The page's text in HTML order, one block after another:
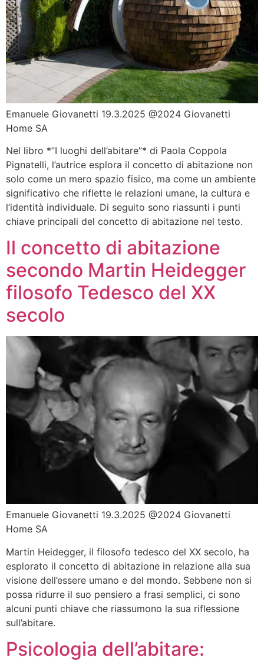
Emanuele Giovanetti 19.3.2025 @2024 Giovanetti
Home SA
Nel libro *”I luoghi dell’abitare”* di Paola Coppola
Pignatelli, l’autrice esplora il concetto di abitazione non
solo come un mero spazio fisico, ma come un ambiente
significativo che riflette le relazioni umane, la cultura e
l’identità individuale. Di seguito sono riassunti i punti
chiave principali del concetto di abitazione nel testo.
Il concetto di abitazione
secondo Martin Heidegger
filosofo Tedesco del XX
secolo
Emanuele Giovanetti 19.3.2025 @2024 Giovanetti
Home SA
Martin Heidegger, il filosofo tedesco del XX secolo, ha
esplorato il concetto di abitazione in relazione alla sua
visione dell’essere umano e del mondo. Sebbene non si
possa ridurre il suo pensiero a frasi semplici, ci sono
alcuni punti chiave che riassumono la sua riflessione
sull’abitare.
Psicologia dell’abitare: